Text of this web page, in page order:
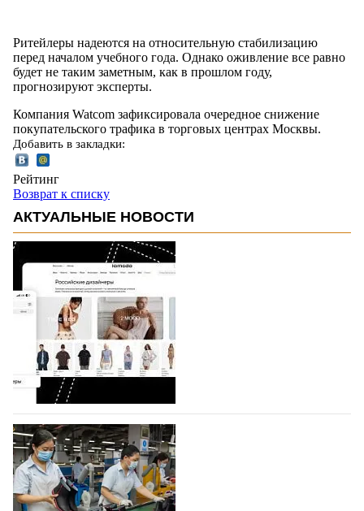
Ритейлеры надеются на относительную стабилизацию
перед началом учебного года. Однако оживление все равно
будет не таким заметным, как в прошлом году,
прогнозируют эксперты.
Компания Watcom зафиксировала очередное снижение
покупательского трафика в торговых центрах Москвы.
Добавить в закладки:
Рейтинг
Возврат к списку
АКТУАЛЬНЫЕ НОВОСТИ
На платформе Lamoda - новый раздел и
условия продвижения локальных
дизайнерских марок